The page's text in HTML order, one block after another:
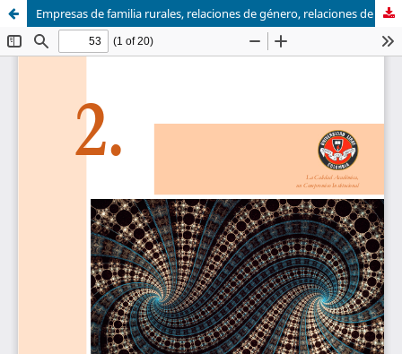
Empresas de familia rurales, relaciones de género, relaciones de poder. caso lenguazaque, cundinamarca.